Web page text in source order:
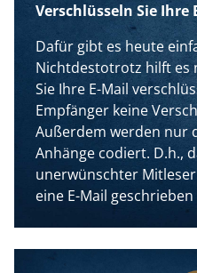
Verschlüsseln Sie Ihre
Dafür gibt es heute
Nichtdestotrotz hilft es
Sie Ihre E-Mail
Empfänger keine
Außerdem werden nur
Anhänge codiert. D.h.,
unerwünschter
eine E-Mail